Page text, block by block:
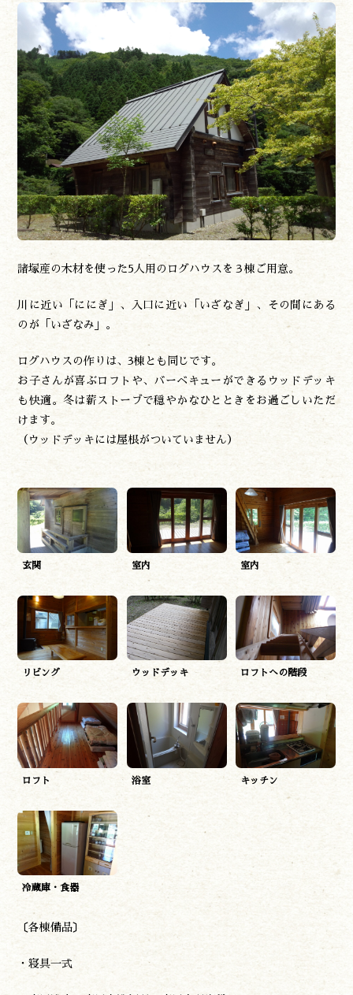
諸塚産の木材を使った5人用のログハウスを３棟ご用意。
川に近い「ににぎ」、入口に近い「いざなぎ」、その間にある
のが「いざなみ」。
ログハウスの作りは、3棟とも同じです。
お子さんが喜ぶロフトや、バーベキューができるウッドデッキ
も快適。冬は薪ストーブで穏やかなひとときをお過ごしいただ
けます。
（ウッドデッキには屋根がついていません）
玄関 室内 室内
リビング ウッドデッキ ロフトへの階段
ロフト 浴室 キッチン
冷蔵庫・食器
〔各棟備品〕
・寝具一式
遊ぶ
やま学校
森の風の記憶
アクセス